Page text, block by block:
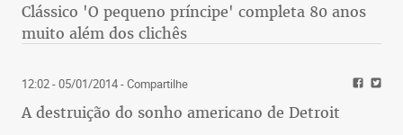
Clássico 'O pequeno príncipe' completa 80 anos
muito além dos clichês
12:02 - 05/01/2014- Compartilhe
A destruição do sonho americano de Detroit